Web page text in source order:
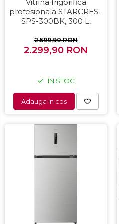
Vitrina frigorifica
profesionala STARCREST
SPS-300BK, 300 L,
Iluminare LED, H 169.5
cm, Negru
2.599,90 RON
2.299,90 RON
IN STOC
Adauga in cos